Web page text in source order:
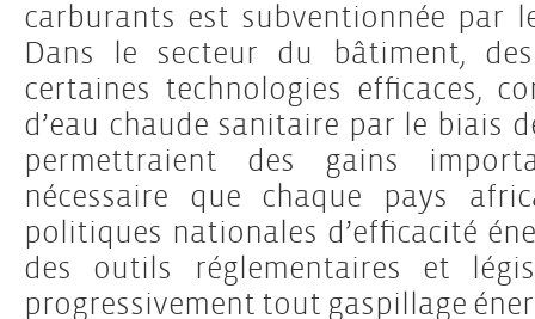
carburants est subventionnée par
Dans le secteur du bâtiment,
certaines technologies efficaces,
d’eau chaude sanitaire par le biais
permettraient des gains
nécessaire que chaque pays
politiques nationales d’efficacité
des outils réglementaires et
progressivement tout gaspillage